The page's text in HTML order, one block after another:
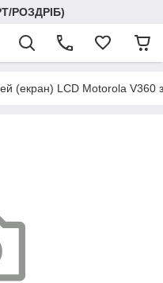
РОЗДРІБ)
(екран) LCD Motorola V360